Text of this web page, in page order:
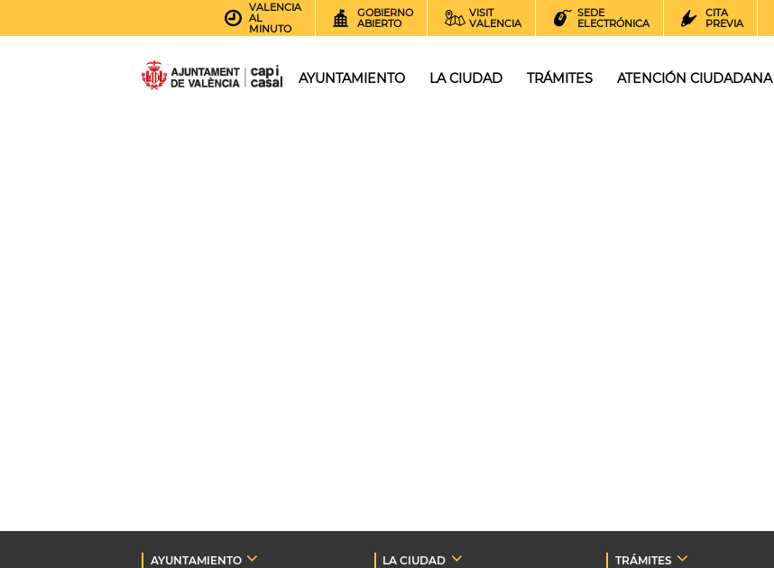
VALENCIA
AL
MINUTO
GOBIERNO
ABIERTO
VISIT
VALENCIA
SEDE
ELECTRÓNICA
CITA
PREVIA
AYUNTAMIENTO LA CIUDAD TRÁMITES ATENCIÓN CIUDADANA
AYUNTAMIENTO LA CIUDAD TRÁMITES